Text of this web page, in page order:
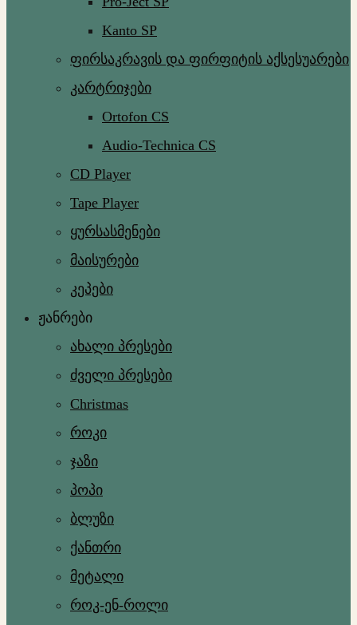
Kanto SP
ფირსაკრავის და ფირფიტის აქსესუარები
კარტრიჯები
Ortofon CS
Audio-Technica CS
CD Player
Tape Player
ყურსასმენები
მაისურები
კეპები
ჟანრები
ახალი პრესები
ძველი პრესები
Christmas
როკი
ჯაზი
პოპი
ბლუზი
ქანთრი
მეტალი
როკ-ენ-როლი